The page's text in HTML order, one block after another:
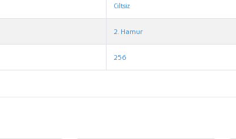
Ciltsiz
2. Hamur
256